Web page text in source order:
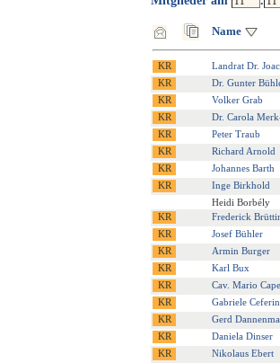
Name
Landrat Dr.
Dr. Gunter
Volker Grab
Dr. Carola
Peter Traub
Richard Arnold
Johannes Barth
Inge Birkhold
Heidi Borbély
Frederick
Josef Bühler
Armin Burger
Karl Bux
Cav. Mario
Gabriele
Gerd
Daniela Dinser
Nikolaus Ebert